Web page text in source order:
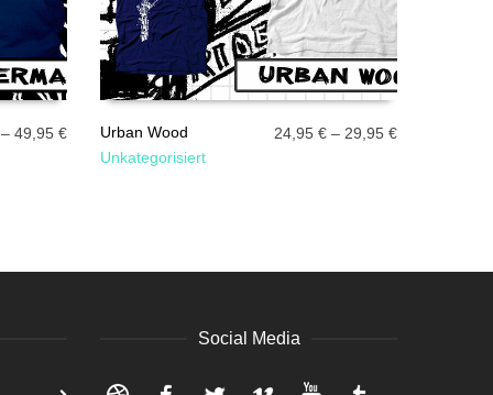
49,95 €
AUSFÜHRUNG WÄHLEN
Urban Wood
Unkategorisiert
24,95 € – 29,95 €
Social Media